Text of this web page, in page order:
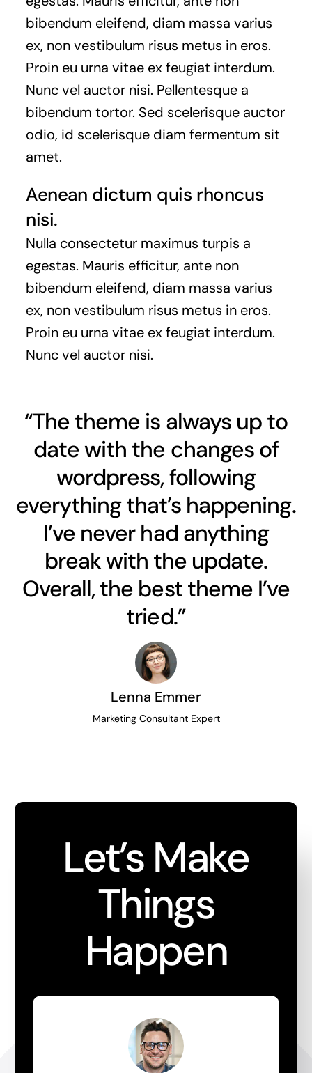
bibendum eleifend, diam massa varius
ex, non vestibulum risus metus in eros.
Proin eu urna vitae ex feugiat interdum.
Nunc vel auctor nisi. Pellentesque a
bibendum tortor. Sed scelerisque auctor
odio, id scelerisque diam fermentum sit
amet.
Aenean dictum quis rhoncus
nisi.
Nulla consectetur maximus turpis a
egestas. Mauris efficitur, ante non
bibendum eleifend, diam massa varius
ex, non vestibulum risus metus in eros.
Proin eu urna vitae ex feugiat interdum.
Nunc vel auctor nisi.
“The theme is always up to
date with the changes of
wordpress, following
everything that’s happening.
I’ve never had anything
break with the update.
Overall, the best theme I’ve
tried.”
Lenna Emmer
Marketing Consultant Expert
Let’s Make
Things
Happen